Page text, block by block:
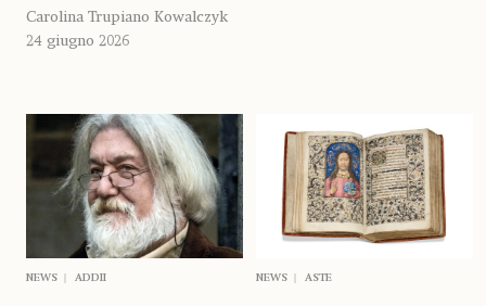
Carolina Trupiano Kowalczyk
24 giugno 2026
NEWS ADDII NEWS ASTE